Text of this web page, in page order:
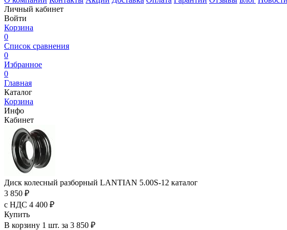
Личный кабинет
Войти
Корзина
0
Список сравнения
0
Избранное
0
Главная
Каталог
Корзина
Инфо
Кабинет
Диск колесный разборный LANTIAN 5.00S-12 каталог
3 850 ₽
с НДС 4 400 ₽
Купить
В корзину 1 шт. за 3 850 ₽